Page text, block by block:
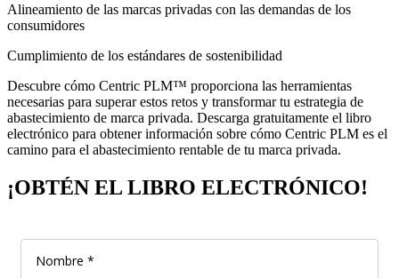
Alineamiento de las marcas privadas con las demandas de los
consumidores
Cumplimiento de los estándares de sostenibilidad
Descubre cómo Centric PLM™ proporciona las herramientas
necesarias para superar estos retos y transformar tu estrategia de
abastecimiento de marca privada. Descarga gratuitamente el libro
electrónico para obtener información sobre cómo Centric PLM es el
camino para el abastecimiento rentable de tu marca privada.
¡OBTÉN EL LIBRO ELECTRÓNICO!